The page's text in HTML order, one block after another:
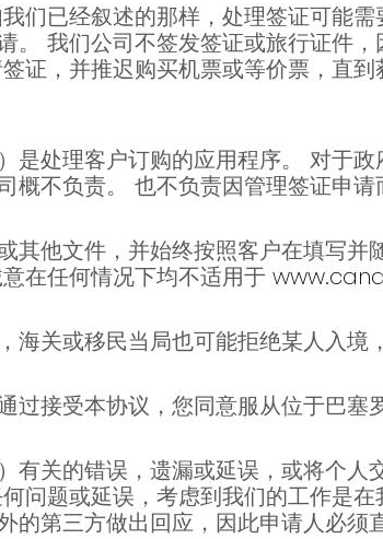
们已经叙述的那样，处理签证可能
。 我们公司不签发签证或旅行证件
证，并推迟购买机票或等价票，直到
是处理客户订购的应用程序。 对于
概不负责。 也不负责因管理签证申
其他文件，并始终按照客户在填写并
在任何情况下均不适用于
海关或移民当局也可能拒绝某人入境
接受本协议，您同意服从位于巴塞
有关的错误，遗漏或延误，或将个人
问题或延误，考虑到我们的工作是
的第三方做出回应，因此申请人必须